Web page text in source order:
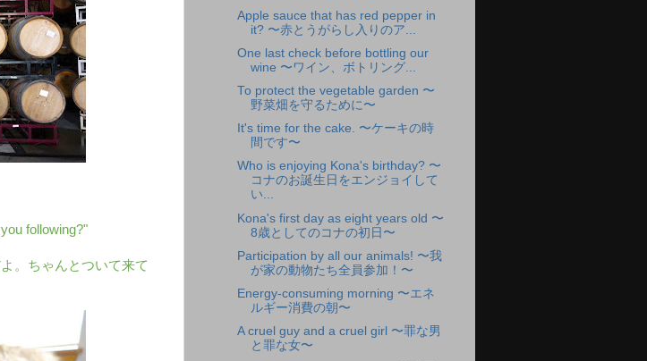
following?"
。ちゃんとついて来て
Apple sauce that has red pepper in
it? 〜赤とうがらし入りのア...
One last check before bottling our
wine 〜ワイン、ボトリング...
To protect the vegetable garden 〜
野菜畑を守るために〜
It's time for the cake. 〜ケーキの時
間です〜
Who is enjoying Kona's birthday? 〜
コナのお誕生日をエンジョイして
い...
Kona's first day as eight years old 〜
8歳としてのコナの初日〜
Participation by all our animals! 〜我
が家の動物たち全員参加！〜
Energy-consuming morning 〜エネ
ルギー消費の朝〜
A cruel guy and a cruel girl 〜罪な男
と罪な女〜